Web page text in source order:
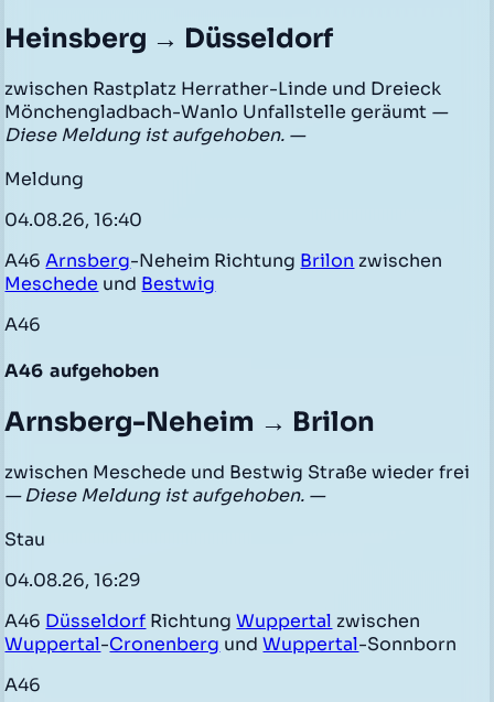
Heinsberg → Düsseldorf
zwischen Rastplatz Herrather-Linde und Dreieck
Mönchengladbach-Wanlo Unfallstelle geräumt —
Diese Meldung ist aufgehoben. —
Meldung
04.08.26, 16:40
A46Arnsberg-Neheim Richtung Brilon zwischen
Meschede und Bestwig
A46
A46 aufgehoben
Arnsberg-Neheim → Brilon
zwischen Meschede und Bestwig Straße wieder frei
— Diese Meldung ist aufgehoben. —
Stau
04.08.26, 16:29
A46 Düsseldorf RichtungWuppertal zwischen
Wuppertal-Cronenberg undWuppertal-Sonnborn
A46